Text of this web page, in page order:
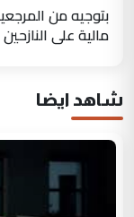
بتوجيه من
مالية على
شاهد ايضا